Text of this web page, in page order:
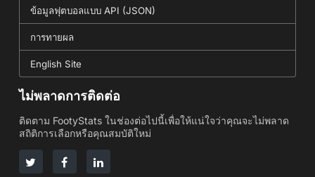
ข้อมูลฟุตบอลแบบ API (JSON)
การทายผล
English Site
ไม่พลาดการติดต่อ
ติดตาม FootyStats ในช่องต่อไปนี้เพื่อให้แน่ใจว่าคุณจะไม่พลาด
สถิติการเลือกหรือคุณสมบัติใหม่